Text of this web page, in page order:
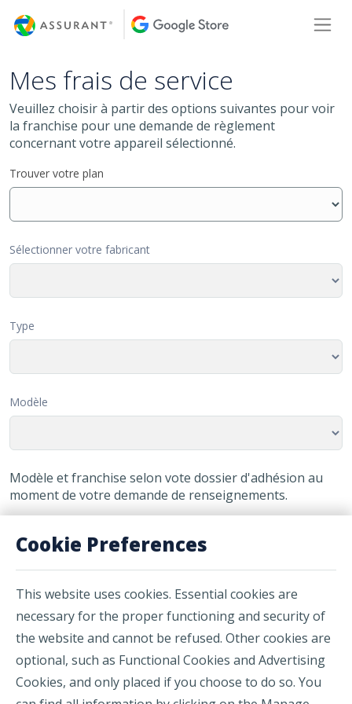
Cookie Preferences
This website uses cookies. Essential cookies are
necessary for the proper functioning and security of
the website and cannot be refused. Other cookies are
optional, such as Functional Cookies and Advertising
Cookies, and only placed if you choose to do so. You
Mes frais de service
Veuillez choisir à partir des options suivantes pour voir
la franchise pour une demande de règlement
concernant votre appareil sélectionné.
Trouver votre plan
Sélectionner votre fabricant
Type
Modèle
Modèle et franchise selon vote dossier d'adhésion au
moment de votre demande de renseignements.